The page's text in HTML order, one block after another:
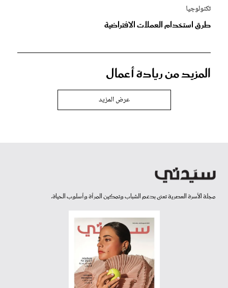
تكنولوجيا
طرق استخدام العملات الافتراضية
المزيد من ريادة أعمال
عرض المزيد
مجلة الأسرة العصرية تعنى بدعم الشباب وتمكين المرأة وأسلوب الحياة.